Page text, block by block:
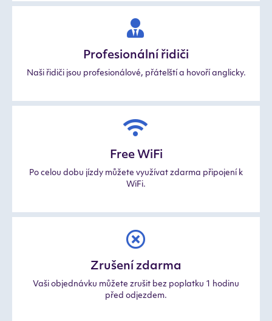
Profesionální řidiči
Naši řidiči jsou profesionálové, přátelští a hovoří anglicky.
Free WiFi
Po celou dobu jízdy můžete využívat zdarma připojení k
WiFi.
Zrušení zdarma
Vaši objednávku můžete zrušit bez poplatku 1 hodinu
před odjezdem.